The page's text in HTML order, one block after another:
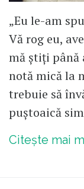
„Eu le-am
Vă rog eu,
mă știți până
notă mică la
trebuie să
puștoaică
Citește mai